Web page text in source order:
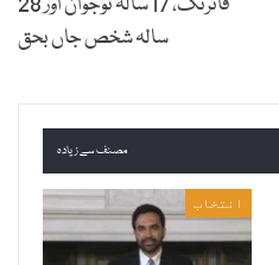
سالہ شخص جاں بحق
مصنف سے زیادہ
انتخاب